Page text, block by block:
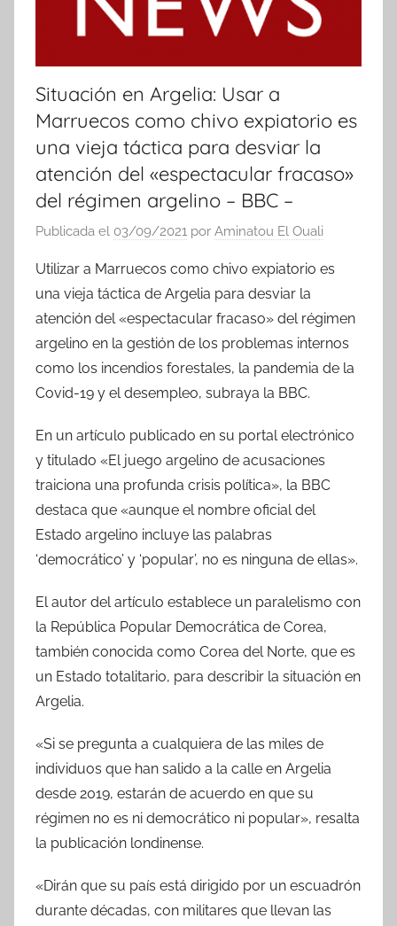
Situación en Argelia: Usar a
Marruecos como chivo expiatorio es
una vieja táctica para desviar la
atención del «espectacular fracaso»
del régimen argelino – BBC –
Publicada el 03/09/2021 por Aminatou El Ouali
Utilizar a Marruecos como chivo expiatorio es
una vieja táctica de Argelia para desviar la
atención del «espectacular fracaso» del régimen
argelino en la gestión de los problemas internos
como los incendios forestales, la pandemia de la
Covid-19 y el desempleo, subraya la BBC.
En un artículo publicado en su portal electrónico
y titulado «El juego argelino de acusaciones
traiciona una profunda crisis política», la BBC
destaca que «aunque el nombre oficial del
Estado argelino incluye las palabras
‘democrático’ y ‘popular’, no es ninguna de ellas».
El autor del artículo establece un paralelismo con
la República Popular Democrática de Corea,
también conocida como Corea del Norte, que es
un Estado totalitario, para describir la situación en
Argelia.
«Si se pregunta a cualquiera de las miles de
individuos que han salido a la calle en Argelia
desde 2019, estarán de acuerdo en que su
régimen no es ni democrático ni popular», resalta
la publicación londinense.
«Dirán que su país está dirigido por un escuadrón
durante décadas, con militares que llevan las